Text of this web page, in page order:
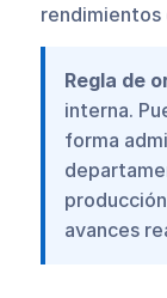
rendimientos
Regla de
interna.
forma
avances